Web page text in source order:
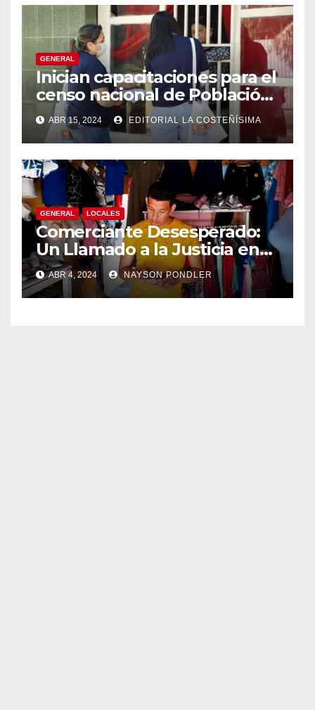
GENERAL
Inician capacitaciones para el
censo nacional de Población
y Vivienda en Bluefields.
ABR 15, 2024 EDITORIAL LA COSTEÑÍSIMA
GENERAL LOCALES
Comerciante Desesperado:
Un Llamado a la Justicia en
Medio de la Ola de Robos en
Bluefields￼
ABR 4, 2024 NAYSON PONDLER